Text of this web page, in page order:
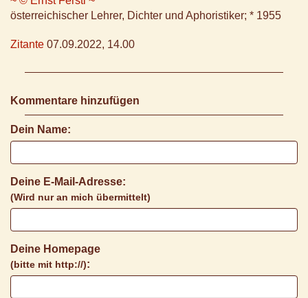
österreichischer Lehrer, Dichter und Aphoristiker; * 1955
Zitante 07.09.2022, 14.00
Kommentare hinzufügen
Dein Name:
Deine E-Mail-Adresse:
(Wird nur an mich übermittelt)
Deine Homepage
(bitte mit http://):